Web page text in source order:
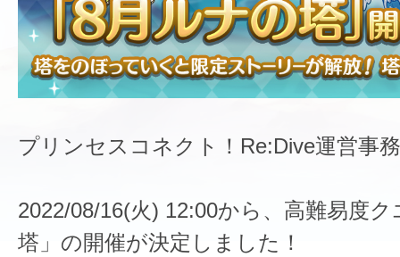
プリンセスコネクト！Re:Dive運営事
2022/08/16(火) 12:00から、高難易度
塔」の開催が決定しました！